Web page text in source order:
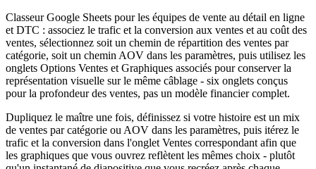
Classeur Google Sheets pour les équipes de vente au détail en ligne
et DTC : associez le trafic et la conversion aux ventes et au coût des
ventes, sélectionnez soit un chemin de répartition des ventes par
catégorie, soit un chemin AOV dans les paramètres, puis utilisez les
onglets Options Ventes et Graphiques associés pour conserver la
représentation visuelle sur le même câblage - six onglets conçus
pour la profondeur des ventes, pas un modèle financier complet.
Dupliquez le maître une fois, définissez si votre histoire est un mix
de ventes par catégorie ou AOV dans les paramètres, puis itérez le
trafic et la conversion dans l'onglet Ventes correspondant afin que
les graphiques que vous ouvrez reflètent les mêmes choix - plutôt